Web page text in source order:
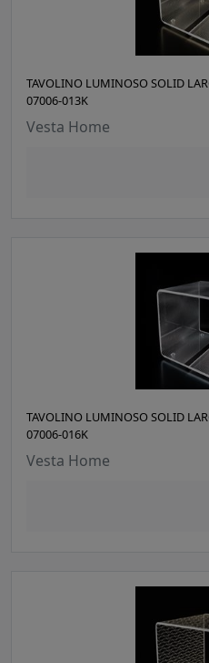
TAVOLINO LUMINOSO SOLID
07006-013K
Vesta Home
TAVOLINO LUMINOSO SOLID
07006-016K
Vesta Home